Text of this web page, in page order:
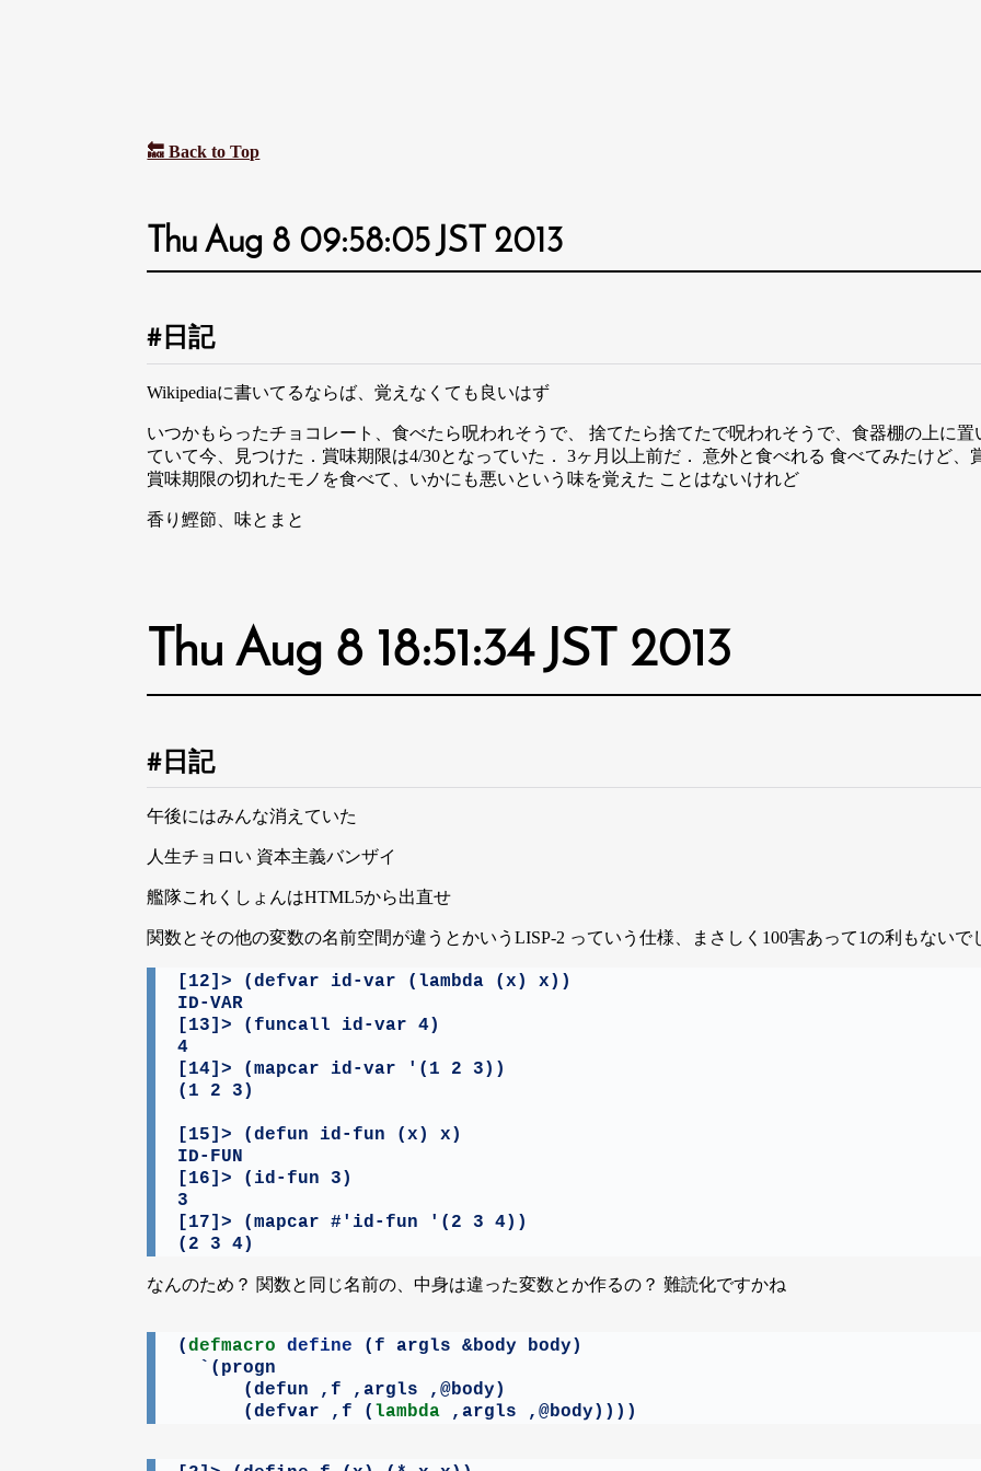
🔙 Back to Top
Thu Aug 8 09:58:05 JST 2013
日記
Wikipediaに書いてるならば、覚えなくても良いはず
いつかもらったチョコレート、食べたら呪われそうで、 捨てたら捨てたで呪われそうで、食器棚の上に
ていて今、見つけた．賞味期限は4/30となっていた． 3ヶ月以上前だ． 意外と食べれる 食べてみたけど
賞味期限の切れたモノを食べて、いかにも悪いという味を覚えた ことはないけれど
香り鰹節、味とまと
Thu Aug 8 18:51:34 JST 2013
日記
午後にはみんな消えていた
人生チョロい 資本主義バンザイ
艦隊これくしょんはHTML5から出直せ
関数とその他の変数の名前空間が違うとかいうLISP-2 っていう仕様、まさしく100害あって1の利もないで
[12]> (defvar id-var (lambda (x) x))
ID-VAR
[13]> (funcall id-var 4)
4
[14]> (mapcar id-var '(1 2 3))
(1 2 3)
[15]> (defun id-fun (x) x)
ID-FUN
[16]> (id-fun 3)
3
[17]> (mapcar #'id-fun '(2 3 4))
(2 3 4)
なんのため？ 関数と同じ名前の、中身は違った変数とか作るの？ 難読化ですかね
(defmacro define (f argls &body body)
  `(progn
      (defun ,f ,argls ,@body)
      (defvar ,f (
lambda ,argls ,@body))))